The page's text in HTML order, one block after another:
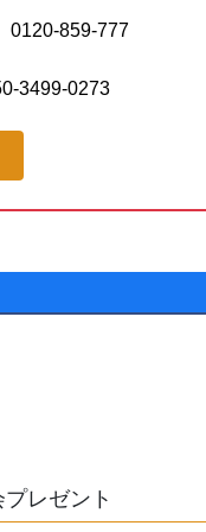
0120-859-777
3499-0273
レゼント